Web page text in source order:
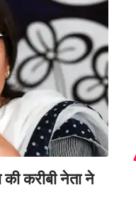
करीबी नेता ने